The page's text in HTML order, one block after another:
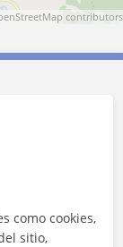
contributors
como cookies,
sitio,